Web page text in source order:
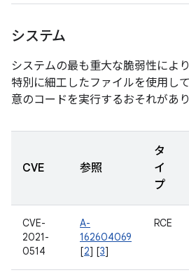
システム
システムの最も重大な脆弱性によ
特別に細工したファイルを使用し
意のコードを実行するおそれがあり
CVE 参照
タ
イ
プ
CVE-
2021-
0514
A-
162604069
[2] [3]
RCE